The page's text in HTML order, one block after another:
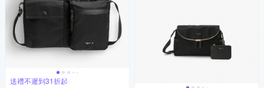
送禮不遲到31折起